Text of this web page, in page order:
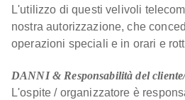
L'utilizzo di questi velivoli
nostra autorizzazione, che
operazioni speciali e in orari e
DANNI & Responsabilità del
L'ospite / organizzatore è